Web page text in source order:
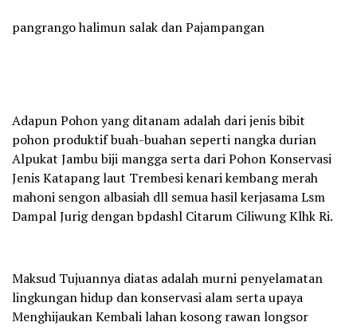
pangrango halimun salak dan Pajampangan
Adapun Pohon yang ditanam adalah dari jenis bibit
pohon produktif buah-buahan seperti nangka durian
Alpukat Jambu biji mangga serta dari Pohon Konservasi
Jenis Katapang laut Trembesi kenari kembang merah
mahoni sengon albasiah dll semua hasil kerjasama Lsm
Dampal Jurig dengan bpdashl Citarum Ciliwung Klhk Ri.
Maksud Tujuannya diatas adalah murni penyelamatan
lingkungan hidup dan konservasi alam serta upaya
Menghijaukan Kembali lahan kosong rawan longsor